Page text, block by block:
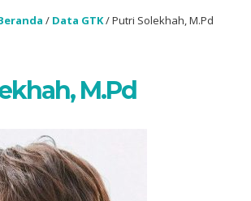
/ Data GTK/Putri Solekhah, M.Pd
M.Pd